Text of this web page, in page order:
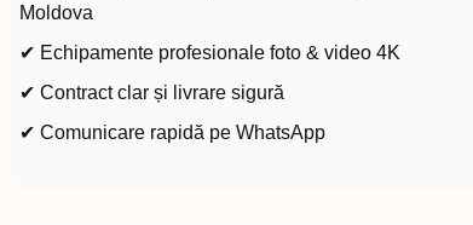
Moldova
✔ Echipamente profesionale foto & video 4K
✔ Contract clar și livrare sigură
✔ Comunicare rapidă pe WhatsApp